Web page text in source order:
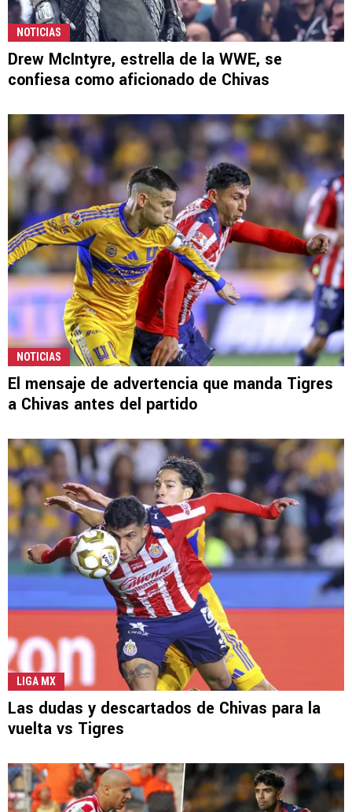
NOTICIAS
Drew McIntyre, estrella de la WWE, se
confiesa como aficionado de Chivas
NOTICIAS
El mensaje de advertencia que manda Tigres
a Chivas antes del partido
LIGA MX
Las dudas y descartados de Chivas para la
vuelta vs Tigres